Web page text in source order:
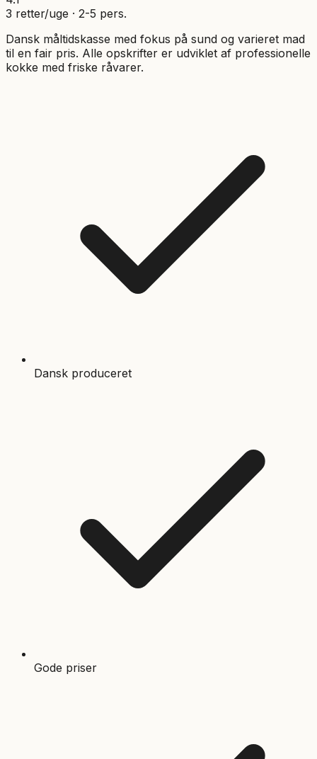
3 retter/uge · 2-5 pers.
Dansk måltidskasse med fokus på sund og varieret mad
til en fair pris. Alle opskrifter er udviklet af professionelle
kokke med friske råvarer.
Dansk produceret
Gode priser